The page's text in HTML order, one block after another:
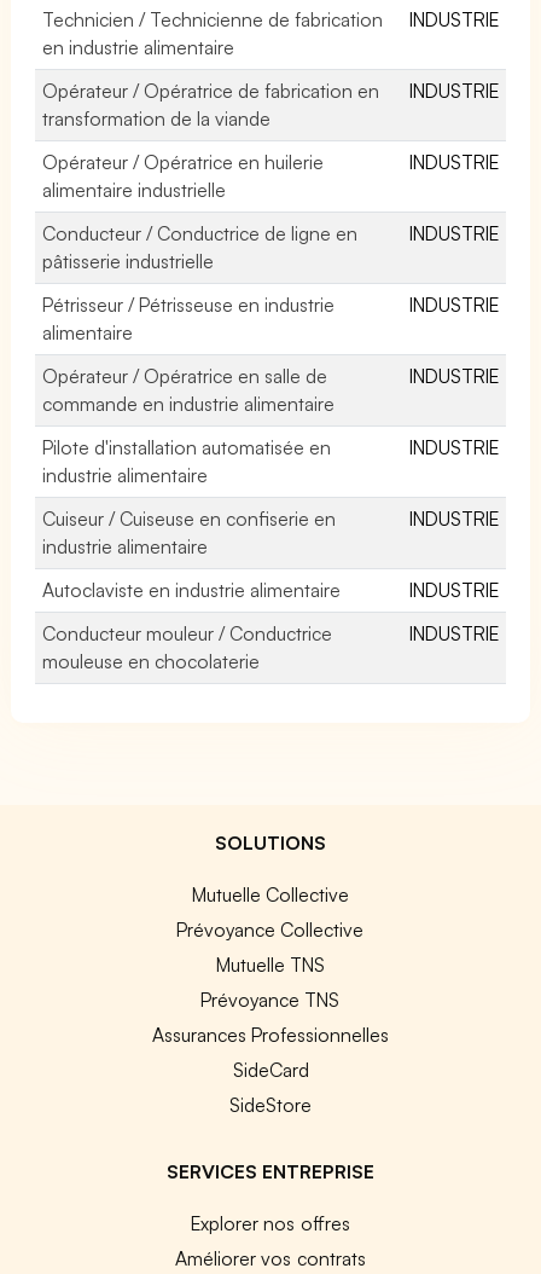
Technicien / Technicienne de fabrication
en industrie alimentaire
INDUSTRIE
Opérateur / Opératrice de fabrication en
transformation de la viande
INDUSTRIE
Opérateur / Opératrice en huilerie
alimentaire industrielle
INDUSTRIE
Conducteur / Conductrice de ligne en
pâtisserie industrielle
INDUSTRIE
Pétrisseur / Pétrisseuse en industrie
alimentaire
INDUSTRIE
Opérateur / Opératrice en salle de
commande en industrie alimentaire
INDUSTRIE
Pilote d'installation automatisée en
industrie alimentaire
INDUSTRIE
Cuiseur / Cuiseuse en confiserie en
industrie alimentaire
INDUSTRIE
Autoclaviste en industrie alimentaire
INDUSTRIE
Conducteur mouleur / Conductrice
mouleuse en chocolaterie
INDUSTRIE
SOLUTIONS
Mutuelle Collective
Prévoyance Collective
Mutuelle TNS
Prévoyance TNS
Assurances Professionnelles
SideCard
SideStore
SERVICES ENTREPRISE
Explorer nos offres
Améliorer vos contrats